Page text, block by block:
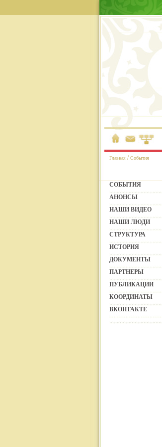
Главная /События
СОБЫТИЯ
АНОНСЫ
НАШИ ВИДЕО
НАШИ ЛЮДИ
СТРУКТУРА
ИСТОРИЯ
ДОКУМЕНТЫ
ПАРТНЕРЫ
ПУБЛИКАЦИИ
КООРДИНАТЫ
ВКОНТАКТЕ